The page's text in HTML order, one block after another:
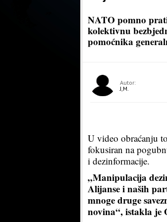
NATO pomno
kolektivnu
pomoćnika
Autor:
J,M.
U video obraćanju
fokusiran na
i dezinformacije.
„Manipulacija
Alijanse i naših
mnoge druge
novina“, istakla je